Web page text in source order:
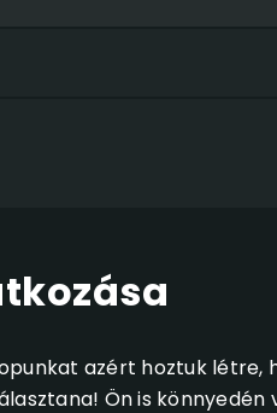
azért hoztuk létre,
Ön is könnyedén